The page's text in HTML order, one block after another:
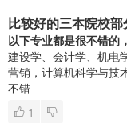
比较好的三本院校部
以下专业都是很不错的
建设学、会计学、机电
营销，计算机科学与技
不错
1